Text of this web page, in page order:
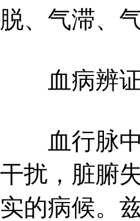
脱、气滞、
血病辨
血行脉中
干扰，脏腑
实的病候。